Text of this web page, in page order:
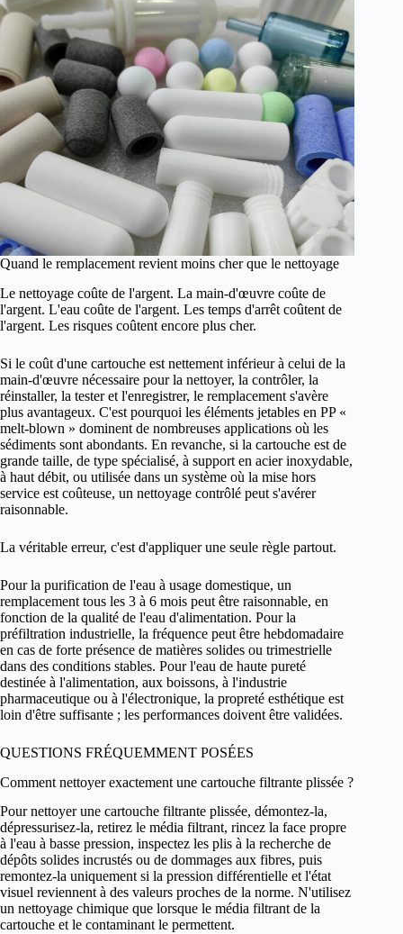
Quand le remplacement revient moins cher que le nettoyage
Le nettoyage coûte de l'argent. La main-d'œuvre coûte de
l'argent. L'eau coûte de l'argent. Les temps d'arrêt coûtent de
l'argent. Les risques coûtent encore plus cher.
Si le coût d'une cartouche est nettement inférieur à celui de la
main-d'œuvre nécessaire pour la nettoyer, la contrôler, la
réinstaller, la tester et l'enregistrer, le remplacement s'avère
plus avantageux. C'est pourquoi les éléments jetables en PP «
melt-blown » dominent de nombreuses applications où les
sédiments sont abondants. En revanche, si la cartouche est de
grande taille, de type spécialisé, à support en acier inoxydable,
à haut débit, ou utilisée dans un système où la mise hors
service est coûteuse, un nettoyage contrôlé peut s'avérer
raisonnable.
La véritable erreur, c'est d'appliquer une seule règle partout.
Pour la purification de l'eau à usage domestique, un
remplacement tous les 3 à 6 mois peut être raisonnable, en
fonction de la qualité de l'eau d'alimentation. Pour la
préfiltration industrielle, la fréquence peut être hebdomadaire
en cas de forte présence de matières solides ou trimestrielle
dans des conditions stables. Pour l'eau de haute pureté
destinée à l'alimentation, aux boissons, à l'industrie
pharmaceutique ou à l'électronique, la propreté esthétique est
loin d'être suffisante ; les performances doivent être validées.
QUESTIONS FRÉQUEMMENT POSÉES
Comment nettoyer exactement une cartouche filtrante plissée ?
Pour nettoyer une cartouche filtrante plissée, démontez-la,
dépressurisez-la, retirez le média filtrant, rincez la face propre
à l'eau à basse pression, inspectez les plis à la recherche de
dépôts solides incrustés ou de dommages aux fibres, puis
remontez-la uniquement si la pression différentielle et l'état
visuel reviennent à des valeurs proches de la norme. N'utilisez
un nettoyage chimique que lorsque le média filtrant de la
cartouche et le contaminant le permettent.